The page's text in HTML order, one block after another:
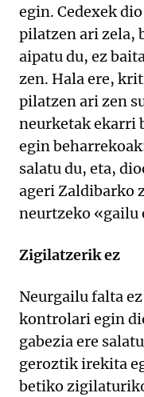
egin. Cedexek
pilatzen ari zela,
aipatu du, ez
zen. Hala ere,
pilatzen ari zen
neurketak ekarri
egin
salatu du, eta,
ageri Zaldibarko
neurtzeko
Zigilatzerik ez
Neurgailu falta
kontrolari egin
gabezia ere
geroztik irekita
betiko